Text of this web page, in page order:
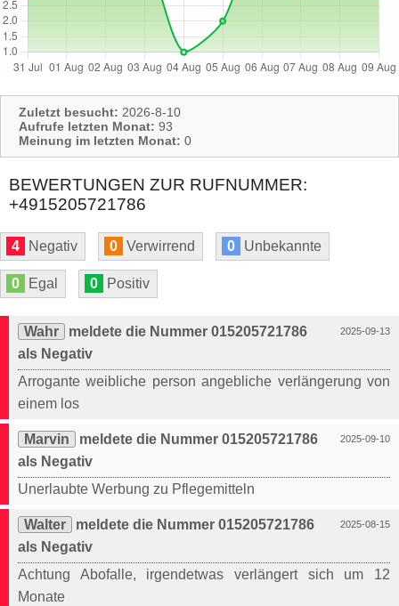
Zuletzt besucht: 2026-8-10
Aufrufe letzten Monat: 93
Meinung im letzten Monat: 0
BEWERTUNGEN ZUR RUFNUMMER:
+4915205721786
4 Negativ 0 Verwirrend 0 Unbekannte
0 Egal 0 Positiv
2025-09-13
Wahr
meldete die Nummer 015205721786
als Negativ
Arrogante weibliche person angebliche verlängerung von
einem los
2025-09-10
Marvin
meldete die Nummer 015205721786
als Negativ
Unerlaubte Werbung zu Pflegemitteln
2025-08-15
Walter
meldete die Nummer 015205721786
als Negativ
Achtung Abofalle, irgendetwas verlängert sich um 12
Monate